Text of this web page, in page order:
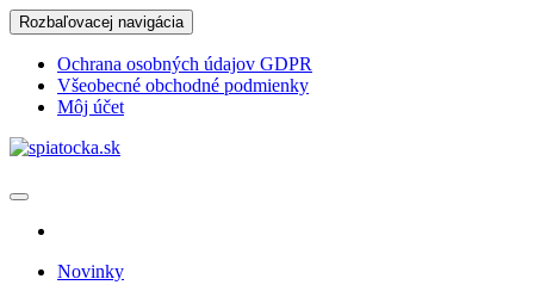
Skip
to
content
Rozbaľovacej navigácia
Ochrana osobných údajov GDPR
Všeobecné obchodné podmienky
Môj účet
Novinky